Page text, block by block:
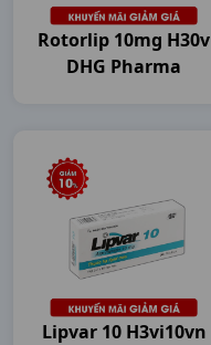
Rotorlip 10mg H30v
DHG Pharma
Lipvar 10 H3vi10vn